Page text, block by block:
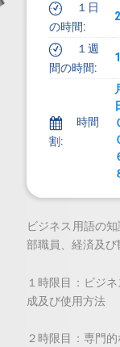
#
１日
の時間:
2
#
１週
間の時間:
h
時間
割:
ビジネス用語の
部職員、経済及び
１時限目：ビジ
成及び使用方法
２時限目：専門